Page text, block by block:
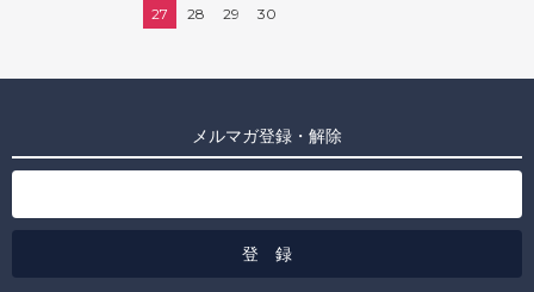
27
28 29 30
メルマガ登録・解除